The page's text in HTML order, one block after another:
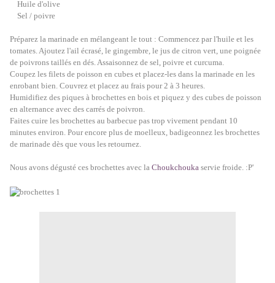
Huile d'olive
Sel / poivre
Préparez la marinade en mélangeant le tout : Commencez par l'huile et les
tomates. Ajoutez l'ail écrasé, le gingembre, le jus de citron vert, une poignée
de poivrons taillés en dés. Assaisonnez de sel, poivre et curcuma.
Coupez les filets de poisson en cubes et placez-les dans la marinade en les
enrobant bien. Couvrez et placez au frais pour 2 à 3 heures.
Humidifiez des piques à brochettes en bois et piquez y des cubes de poisson
en alternance avec des carrés de poivron.
Faites cuire les brochettes au barbecue pas trop vivement pendant 10
minutes environ. Pour encore plus de moelleux, badigeonnez les brochettes
de marinade dès que vous les retournez.
Nous avons dégusté ces brochettes avec la Choukchouka servie froide. :P'